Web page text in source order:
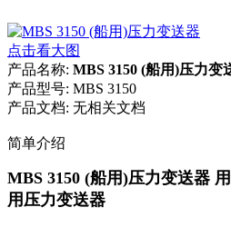
点击看大图
产品名称: MBS 3150 (船用)压力变
产品型号: MBS 3150
产品文档: 无相关文档
简单介绍
MBS 3150 (船用)压力变送器
用压力变送器